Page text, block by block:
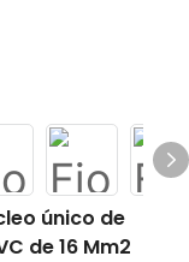
único de
de 16 Mm2